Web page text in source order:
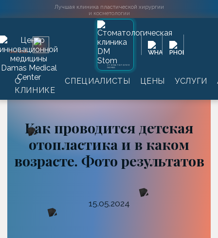
Лучшая клиника пластической хирургии
и косметологии
SINCE2016
СТОМАТОЛОГИЯ
DAMAS
О
КЛИНИКЕ
СПЕЦИАЛИСТЫ ЦЕНЫ УСЛУГИ
проводится детская отопластика и в каком
Как проводится детская
отопластика и в каком
возрасте. Фото результатов
15.05.2024